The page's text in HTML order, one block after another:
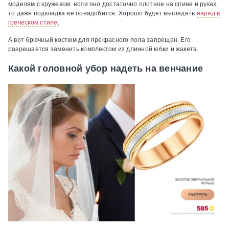
моделям с кружевом: если оно достаточно плотное на спине и руках,
то даже подкладка не понадобится. Хорошо будет выглядеть наряд в
греческом стиле
А вот брючный костюм для прекрасного пола запрещен. Его
разрешается заменить комплектом из длинной юбки и жакета.
Какой головной убор надеть на венчание